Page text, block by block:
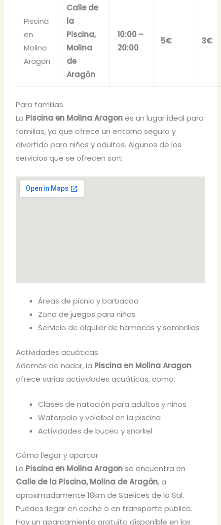
Piscina
en
Molina
Aragon
Calle de
la
Piscina,
Molina
de
Aragón
10:00 –
20:00
5€ 3€
Para familias
La Piscina en Molina Aragones un lugar ideal para
familias, ya que ofrece un entorno seguro y
divertido para niños y adultos. Algunos de los
servicios que se ofrecen son:
Áreas de picnic y barbacoa
Zona de juegos para niños
Servicio de alquiler de hamacas y sombrillas
Actividades acuáticas
Además de nadar, la Piscina en Molina Aragon
ofrece varias actividades acuáticas, como:
Clases de natación para adultos y niños
Waterpolo y voleibol en la piscina
Actividades de buceo y snorkel
Cómo llegar y aparcar
La Piscina en Molina Aragonse encuentra en
Calle de la Piscina, Molina de Aragón, a
aproximadamente 18km de Saelices de la Sal.
Puedes llegar en coche o en transporte público.
Hay un aparcamiento gratuito disponible en las